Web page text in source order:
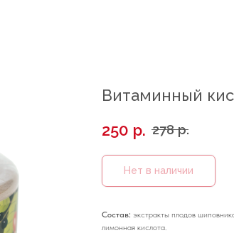
Витаминный
250 р. 278 р.
Нет в наличии
Состав: экстракты плодов
лимонная кислота.